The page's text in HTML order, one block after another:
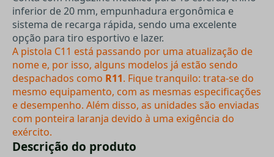
inferior de 20 mm, empunhadura ergonômica e
sistema de recarga rápida, sendo uma excelente
opção para tiro esportivo e lazer.
A pistola C11 está passando por uma atualização de
nome e, por isso, alguns modelos já estão sendo
despachados como R11. Fique tranquilo: trata-se do
mesmo equipamento, com as mesmas especificações
e desempenho. Além disso, as unidades são enviadas
com ponteira laranja devido à uma exigência do
exército.
Descrição do produto